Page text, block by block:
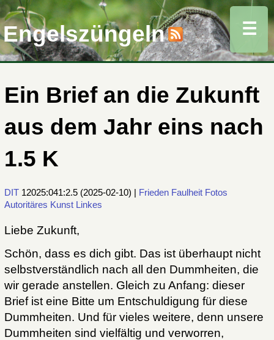
Engelszüngeln
Ein Brief an die Zukunft
aus dem Jahr eins nach
1.5 K
DIT 12025:041:2.5 (2025-02-10) | Frieden Faulheit Fotos
Autoritäres Kunst Linkes
Liebe Zukunft,
Schön, dass es dich gibt. Das ist überhaupt nicht
selbstverständlich nach all den Dummheiten, die
wir gerade anstellen. Gleich zu Anfang: dieser
Brief ist eine Bitte um Entschuldigung für diese
Dummheiten. Und für vieles weitere, denn unsere
Dummheiten sind vielfältig und verworren,
☰